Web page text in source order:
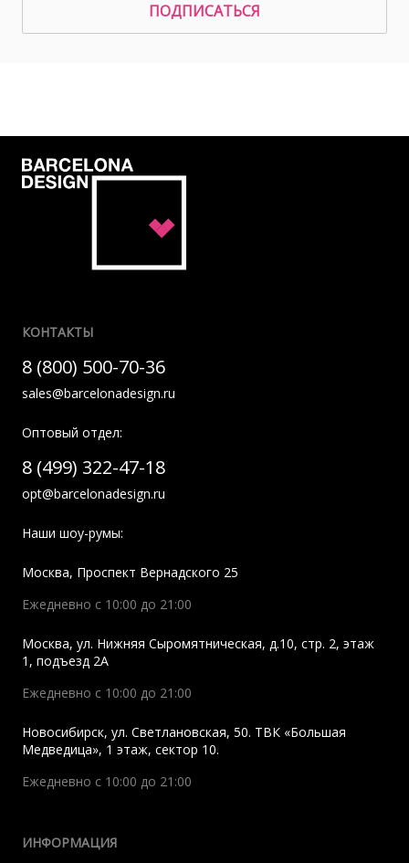
ПОДПИСАТЬСЯ
КОНТАКТЫ
8 (800) 500-70-36
sales@barcelonadesign.ru
Оптовый отдел:
8 (499) 322-47-18
opt@barcelonadesign.ru
Наши шоу-румы:
Москва, Проспект Вернадского 25
Ежедневно с 10:00 до 21:00
Москва, ул. Нижняя Сыромятническая, д.10, стр. 2, этаж
1, подъезд 2A
Ежедневно с 10:00 до 21:00
Новосибирск, ул. Светлановская, 50. ТВК «Большая
Медведица», 1 этаж, сектор 10.
Ежедневно с 10:00 до 21:00
ИНФОРМАЦИЯ